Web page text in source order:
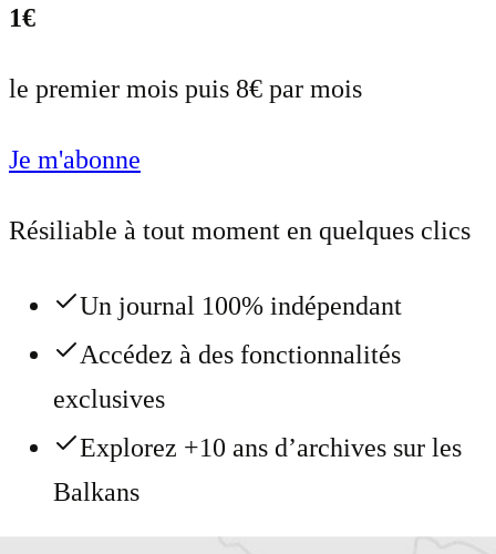
1€
le premier mois puis 8€ par mois
Je m'abonne
Résiliable à tout moment en quelques clics
Un journal 100% indépendant
Accédez à des fonctionnalités
exclusives
Explorez +10 ans d’archives sur les
Balkans